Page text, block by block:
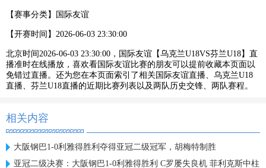
【赛事分类】 国际友谊
【开赛时间】 2026-06-03 23:30:00
北京时间2026-06-03 23:30:00，国际友谊【乌克兰U18VS芬兰U18】直
播准时在线播放，喜欢看国际友谊比赛的朋友可以提前收藏本页面以
免错过直播。还为您在本页面索引了相关国际友谊直播、乌克兰U18
直播、芬兰U18直播的近期比赛列表以及两队历史交锋、两队赛程。
相关内容
大阪钢巴1-0利雅得胜利夺得亚冠二级冠军，胡梅特制胜
亚冠二级决赛：大阪钢巴1-0利雅得胜利 C罗屡失良机 菲利克斯中柱